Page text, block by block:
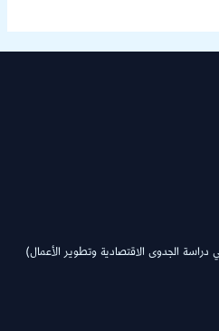
(ٱفاق الجدوى- الشركة السعودية البارزة في دراسة الجدوى الاقتصادية وتطوير الأعمال